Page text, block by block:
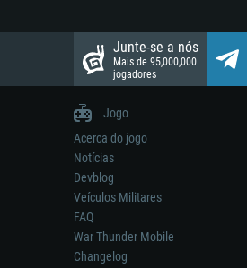
Junte-se a nós
Mais de 95,000,000
jogadores
Jogo
Acerca do jogo
Notícias
Devblog
Veículos Militares
FAQ
War Thunder Mobile
Changelog